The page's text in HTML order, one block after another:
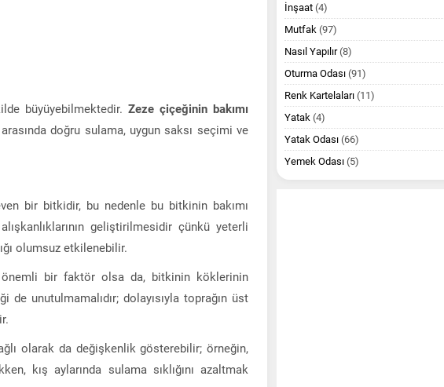
büyüyebilmektedir.Zeze çiçeğinin bakımı
doğru sulama, uygun saksı seçimi ve
bir bitkidir, bu nedenle bu bitkinin bakımı
geliştirilmesidir çünkü yeterli
olumsuz etkilenebilir.
önemli bir faktör olsa da, bitkinin köklerinin
de unutulmamalıdır; dolayısıyla toprağın üst
olarak da değişkenlik gösterebilir; örneğin,
kış aylarında sulama sıklığını azaltmak
İnşaat (4)
Mutfak (97)
Nasıl Yapılır(8)
Oturma Odası (91)
Renk Kartelaları (11)
Yatak (4)
Yatak Odası (66)
Yemek Odası (5)